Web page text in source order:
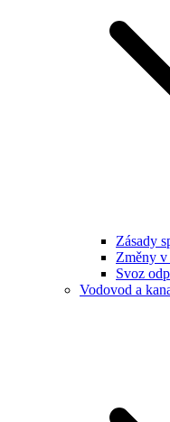
Zásady
Změny v
Svoz
Vodovod a